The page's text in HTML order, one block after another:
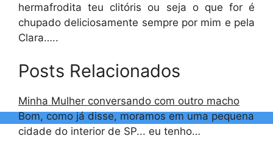
hermafrodita teu clitóris ou seja o que for é
chupado deliciosamente sempre por mim e pela
Clara…..
Posts Relacionados
Minha Mulher conversando com outro macho
Bom, como já disse, moramos em uma pequena
cidade do interior de SP... eu tenho…